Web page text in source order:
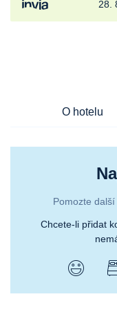
28.
O hotelu
Pomozte
Chcete-li přidat